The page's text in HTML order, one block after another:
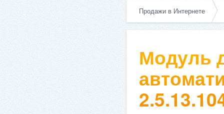
Продажи в Интернете
Модуль